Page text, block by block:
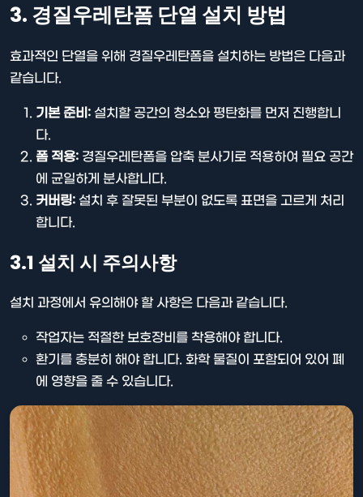
3. 경질우레탄폼 단열 설치 방법
효과적인 단열을 위해 경질우레탄폼을 설치하는 방법은 다음과
같습니다.
기본 준비: 설치할 공간의 청소와 평탄화를 먼저 진행합니
다.
폼 적용: 경질우레탄폼을 압축 분사기로 적용하여 필요 공간
에 균일하게 분사합니다.
커버링: 설치 후 잘못된 부분이 없도록 표면을 고르게 처리
합니다.
3.1 설치 시 주의사항
설치 과정에서 유의해야 할 사항은 다음과 같습니다.
작업자는 적절한 보호장비를 착용해야 합니다.
환기를 충분히 해야 합니다. 화학 물질이 포함되어 있어 폐
에 영향을 줄 수 있습니다.